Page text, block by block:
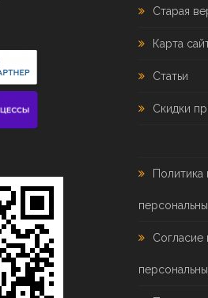
Старая
Карта
Статьи
Скидки
Политика
Согласие